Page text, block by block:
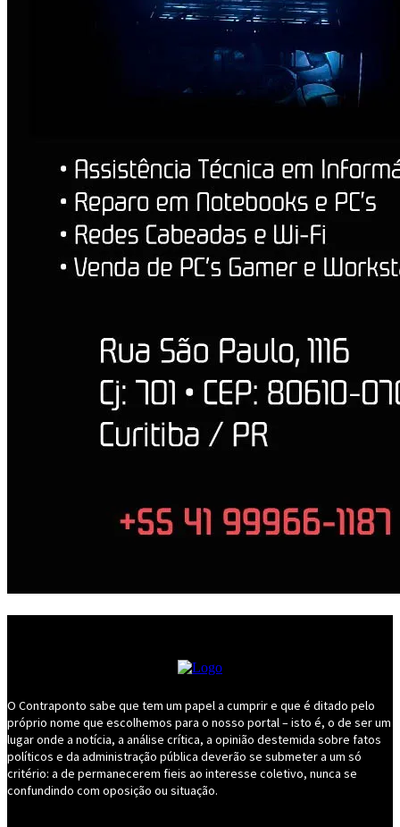
O Contraponto sabe que tem um papel a cumprir e que é ditado pelo
próprio nome que escolhemos para o nosso portal – isto é, o de ser um
lugar onde a notícia, a análise crítica, a opinião destemida sobre fatos
políticos e da administração pública deverão se submeter a um só
critério: a de permanecerem fieis ao interesse coletivo, nunca se
confundindo com oposição ou situação.